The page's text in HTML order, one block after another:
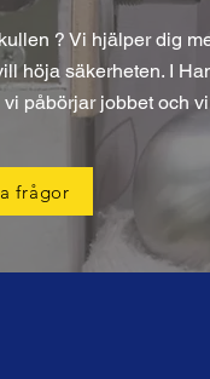
? Vi hjälper dig
höja säkerheten. I
påbörjar jobbet och
frågor